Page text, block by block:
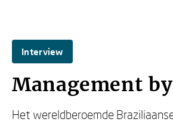
Interview
Management
Het wereldberoemde